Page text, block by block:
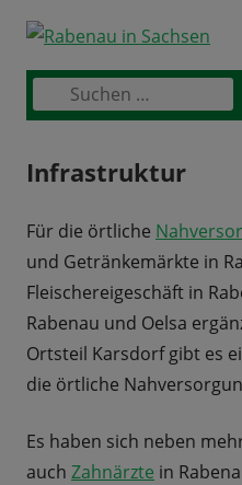
Skip
contentPrimary
Infrastruktur
Für die örtliche
und Getränkemärkte in
Fleischereigeschäft in
Rabenau und Oelsa
Ortsteil Karsdorf gibt es
die örtliche
Es haben sich neben
auch Zahnärzte in